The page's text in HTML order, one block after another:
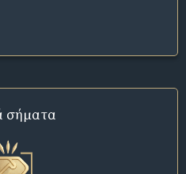
σήματα